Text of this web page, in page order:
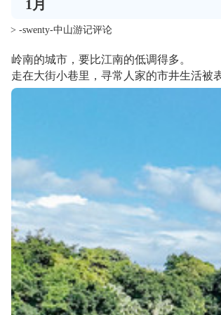
1 月
> -swenty-中山游记评论
岭南的城市，要比江南的低调得多。
走在大街小巷里，寻常人家的市井生活被